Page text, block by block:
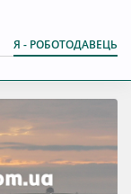
Я - РОБОТОДАВЕЦЬ